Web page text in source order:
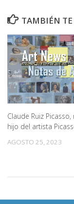
TAMBIÉN TE
Claude Ruiz Picasso,
hijo del artista
AGOSTO 25, 2023